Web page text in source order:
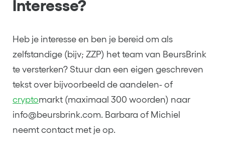
Interesse?
Heb je interesse en ben je bereid om als
zelfstandige (bijv; ZZP) het team van BeursBrink
te versterken? Stuur dan een eigen geschreven
tekst over bijvoorbeeld de aandelen- of
cryptomarkt (maximaal 300 woorden) naar
info@beursbrink.com. Barbara of Michiel
neemt contact met je op.